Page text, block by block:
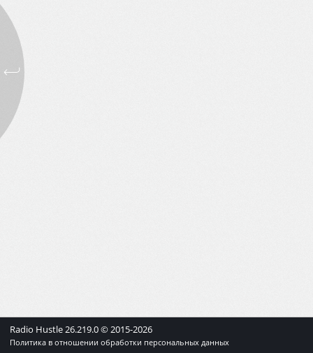
Radio Hustle26.219.0© 2015-2026
Политика в отношении обработки персональных данных